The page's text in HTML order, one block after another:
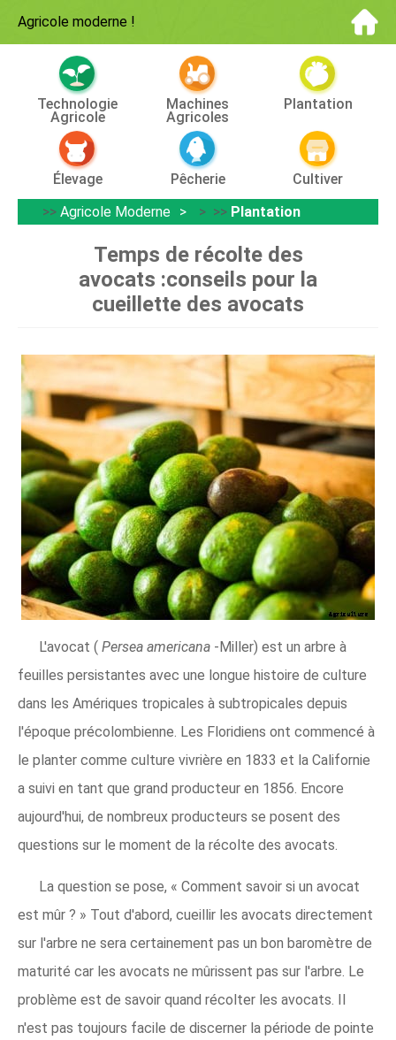
Agricole moderne !
Technologie
Agricole
Machines
Agricoles
Plantation
Élevage Pêcherie
Cultiver
>> Agricole Moderne > >> Plantation
Temps de récolte des
avocats :conseils pour la
cueillette des avocats
L'avocat ( Persea americana -Miller) est un arbre à
feuilles persistantes avec une longue histoire de culture
dans les Amériques tropicales à subtropicales depuis
l'époque précolombienne. Les Floridiens ont commencé à
le planter comme culture vivrière en 1833 et la Californie
a suivi en tant que grand producteur en 1856. Encore
aujourd'hui, de nombreux producteurs se posent des
questions sur le moment de la récolte des avocats.
La question se pose, « Comment savoir si un avocat
est mûr ? » Tout d'abord, cueillir les avocats directement
sur l'arbre ne sera certainement pas un bon baromètre de
maturité car les avocats ne mûrissent pas sur l'arbre. Le
problème est de savoir quand récolter les avocats. Il
n'est pas toujours facile de discerner la période de pointe